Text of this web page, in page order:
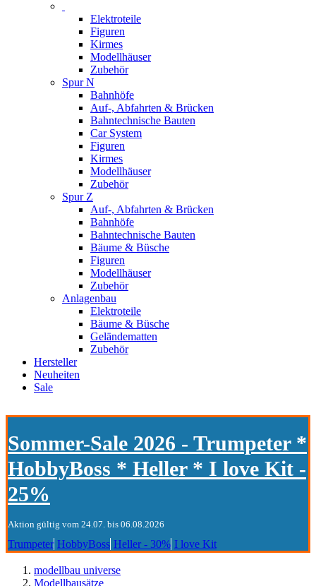
Elektroteile
Figuren
Kirmes
Modellhäuser
Zubehör
Spur N
Bahnhöfe
Auf-, Abfahrten & Brücken
Bahntechnische Bauten
Car System
Figuren
Kirmes
Modellhäuser
Zubehör
Spur Z
Auf-, Abfahrten & Brücken
Bahnhöfe
Bahntechnische Bauten
Bäume & Büsche
Figuren
Modellhäuser
Zubehör
Anlagenbau
Elektroteile
Bäume & Büsche
Geländematten
Zubehör
Hersteller
Neuheiten
Sale
Sommer-Sale 2026 - Trumpeter *
HobbyBoss * Heller * I love Kit -
25%
Aktion gültig vom 24.07. bis 06.08.2026
Trumpeter HobbyBoss Heller - 30% I love Kit
modellbau universe
Modellbausätze